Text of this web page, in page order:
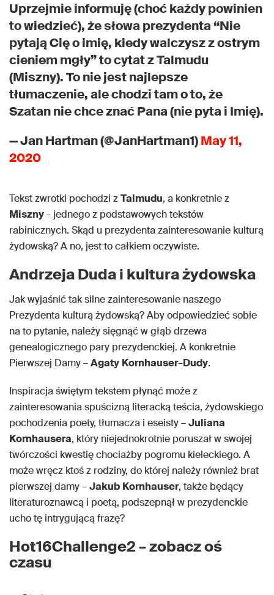
Uprzejmie informuję (choć każdy powinien
to wiedzieć), że słowa prezydenta “Nie
pytają Cię o imię, kiedy walczysz z ostrym
cieniem mgły” to cytat z Talmudu
(Miszny). To nie jest najlepsze
tłumaczenie, ale chodzi tam o to, że
Szatan nie chce znać Pana (nie pyta i Imię).
— Jan Hartman (@JanHartman1)May 11,
2020
Tekst zwrotki pochodzi zTalmudu, a konkretnie z
Miszny– jednego z podstawowych tekstów
rabinicznych. Skąd u prezydenta zainteresowanie kulturą
żydowską? A no, jest to całkiem oczywiste.
Andrzeja Duda i kultura żydowska
Jak wyjaśnić tak silne zainteresowanie naszego
Prezydenta kulturą żydowską? Aby odpowiedzieć sobie
na to pytanie, należy sięgnąć w głąb drzewa
genealogicznego pary prezydenckiej. A konkretnie
Pierwszej Damy –Agaty Kornhauser–Dudy.
Inspiracja świętym tekstem płynąć może z
zainteresowania spuścizną literacką teścia, żydowskiego
pochodzenia poety, tłumacza i eseisty –Juliana
Kornhausera, który niejednokrotnie poruszał w swojej
twórczości kwestię chociażby pogromu kieleckiego. A
może wręcz ktoś z rodziny, do której należy również brat
pierwszej damy –Jakub Kornhauser, także będący
literaturoznawcą i poetą, podszepnął w prezydenckie
ucho tę intrygującą frazę?
Hot16Challenge2 – zobacz oś
czasu